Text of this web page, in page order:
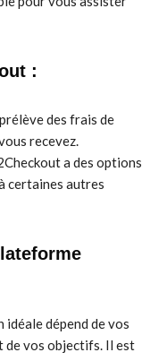
:
des frais de
recevez.
a des options
certaines autres
dépend de vos
de vos objectifs. Il est